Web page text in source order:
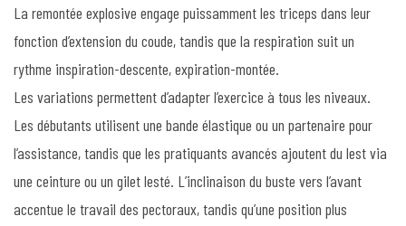
La remontée explosive engage puissamment les triceps dans leur
fonction d’extension du coude, tandis que la respiration suit un
rythme inspiration-descente, expiration-montée.
Les variations permettent d’adapter l’exercice à tous les niveaux.
Les débutants utilisent une bande élastique ou un partenaire pour
l’assistance, tandis que les pratiquants avancés ajoutent du lest via
une ceinture ou un gilet lesté. L’inclinaison du buste vers l’avant
accentue le travail des pectoraux, tandis qu’une position plus